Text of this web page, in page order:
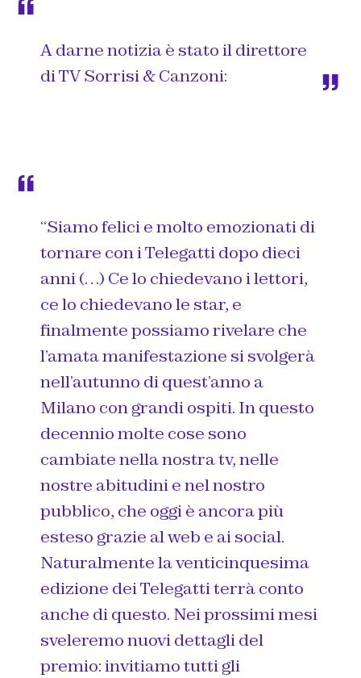
A darne notizia è stato il direttore
di TV Sorrisi & Canzoni:
“Siamo felici e molto emozionati di
tornare con i Telegatti dopo dieci
anni (…) Ce lo chiedevano i lettori,
ce lo chiedevano le star, e
finalmente possiamo rivelare che
l’amata manifestazione si svolgerà
nell’autunno di quest’anno a
Milano con grandi ospiti. In questo
decennio molte cose sono
cambiate nella nostra tv, nelle
nostre abitudini e nel nostro
pubblico, che oggi è ancora più
esteso grazie al web e ai social.
Naturalmente la venticinquesima
edizione dei Telegatti terrà conto
anche di questo. Nei prossimi mesi
sveleremo nuovi dettagli del
premio: invitiamo tutti gli